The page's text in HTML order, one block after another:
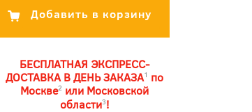
БЕСПЛАТНАЯ ЭКСПРЕСС-
ДОСТАВКА В ДЕНЬ ЗАКАЗА1 по
Москве2 или Московской
области3!